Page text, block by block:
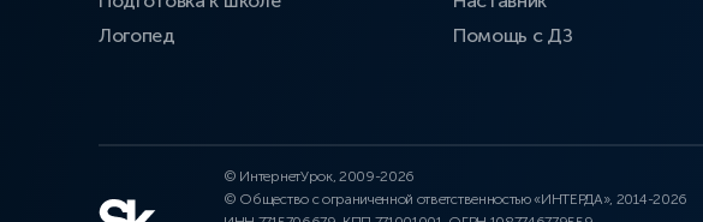
Логопед
Помощь с ДЗ
© ИнтернетУрок, 2009-2026
© Общество с ограниченной ответственностью «ИНТЕРДА», 2014-2026